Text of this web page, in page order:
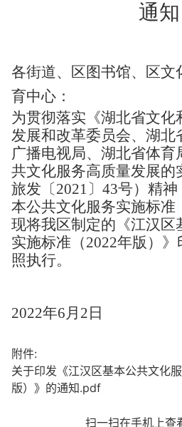
通知
各街道、区图书馆、区文
育中心：
为贯彻落实 《湖北省文
发展和改革委员会、湖北
广播电视局、湖北省体育
共文化服务高质量发展的
旅发〔2021〕43号）精神
本公共文化服务实施标准
现将我区制定的 《江汉
实施标准（2022年版）》
照执行。
2022年6月2日
附件:
关于印发《江汉区基本公共文化
版）》的通知.pdf
扫一扫在手机上查